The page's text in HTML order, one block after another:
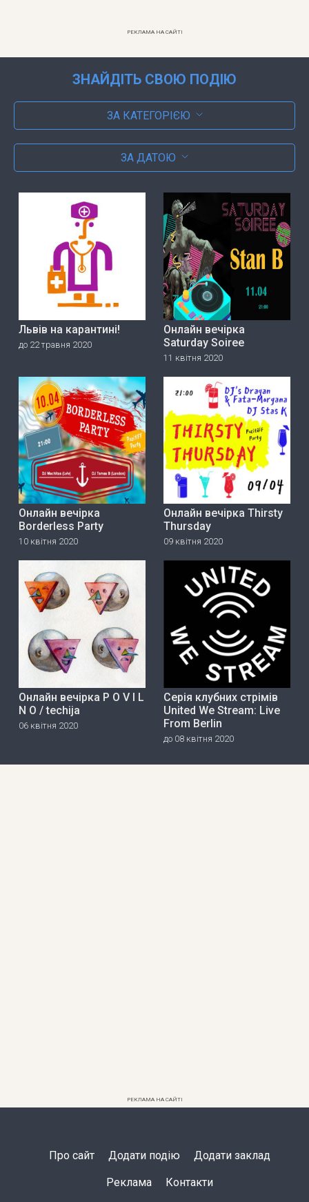
РЕКЛАМА НА САЙТІ
ЗНАЙДІТЬ СВОЮ ПОДІЮ
ЗА КАТЕГОРІЄЮ
ЗА ДАТОЮ
Львів на карантині!
до 22 травня 2020
Онлайн вечірка
Saturday Soiree
11 квітня 2020
Онлайн вечірка
Borderless Party
10 квітня 2020
Онлайн вечірка Thirsty
Thursday
09 квітня 2020
Онлайн вечірка P O V I L
N O / techija
06 квітня 2020
Серія клубних стрімів
United We Stream: Live
From Berlin
до 08 квітня 2020
РЕКЛАМА НА САЙТІ
Про сайт Додати подію Додати заклад
Реклама Контакти